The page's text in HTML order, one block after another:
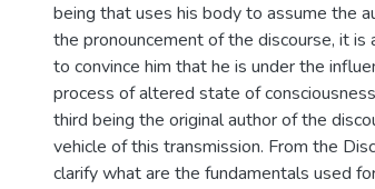
being that uses his body to assume the
the pronouncement of the discourse, it
to convince him that he is under the
process of altered state of
third being the original author of the
vehicle of this transmission. From the
clarify what are the fundamentals used